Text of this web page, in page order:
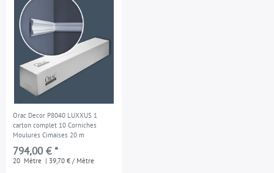
Orac Decor P8040 LUXXUS 1
carton complet 10 Corniches
Moulures Cimaises 20 m
794,00 € *
20 Mètre | 39,70 € / Mètre